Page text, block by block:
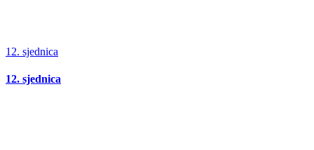
12. sjednica
12. sjednica